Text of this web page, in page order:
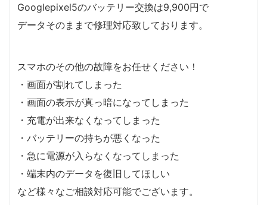
Googlepixel5のバッテリー交換は9,900円で
データそのままで修理対応致しております。
スマホのその他の故障をお任せください！
・画面が割れてしまった
・画面の表示が真っ暗になってしまった
・充電が出来なくなってしまった
・バッテリーの持ちが悪くなった
・急に電源が入らなくなってしまった
・端末内のデータを復旧してほしい
など様々なご相談対応可能でございます。